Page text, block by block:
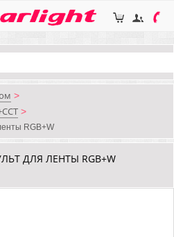
>
>
RGB+W
ДЛЯ ЛЕНТЫ RGB+W